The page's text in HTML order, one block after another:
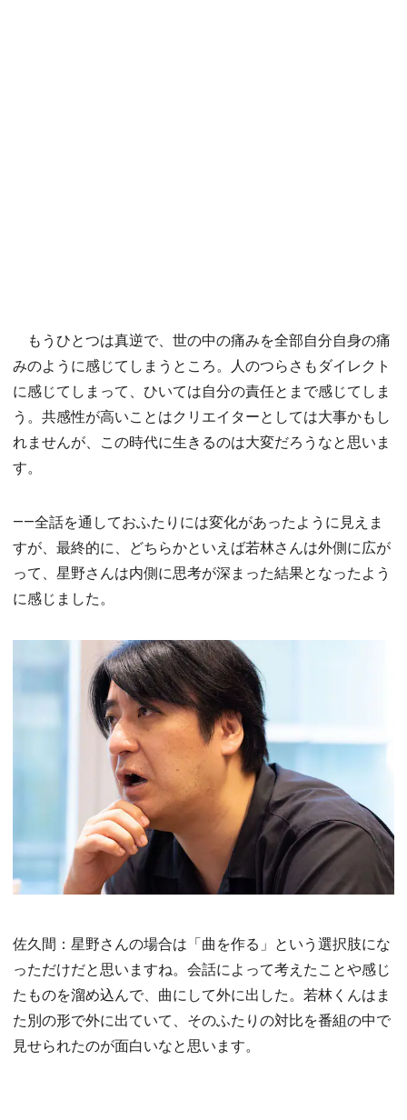
もうひとつは真逆で、世の中の痛みを全部自分自身の痛
みのように感じてしまうところ。人のつらさもダイレクト
に感じてしまって、ひいては自分の責任とまで感じてしま
う。共感性が高いことはクリエイターとしては大事かもし
れませんが、この時代に生きるのは大変だろうなと思いま
す。
――全話を通しておふたりには変化があったように見えま
すが、最終的に、どちらかといえば若林さんは外側に広が
って、星野さんは内側に思考が深まった結果となったよう
に感じました。
佐久間：星野さんの場合は「曲を作る」という選択肢にな
っただけだと思いますね。会話によって考えたことや感じ
たものを溜め込んで、曲にして外に出した。若林くんはま
た別の形で外に出ていて、そのふたりの対比を番組の中で
見せられたのが面白いなと思います。